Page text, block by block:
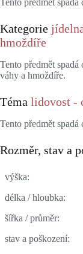
Tento předmět
Kategorie
hmoždíře
Tento předmět
váhy a hmoždíře.
Téma lidovost -
Tento předmět
Rozměr, stav a
výška:
délka / hloubka:
šířka / průměr:
stav a poškození: